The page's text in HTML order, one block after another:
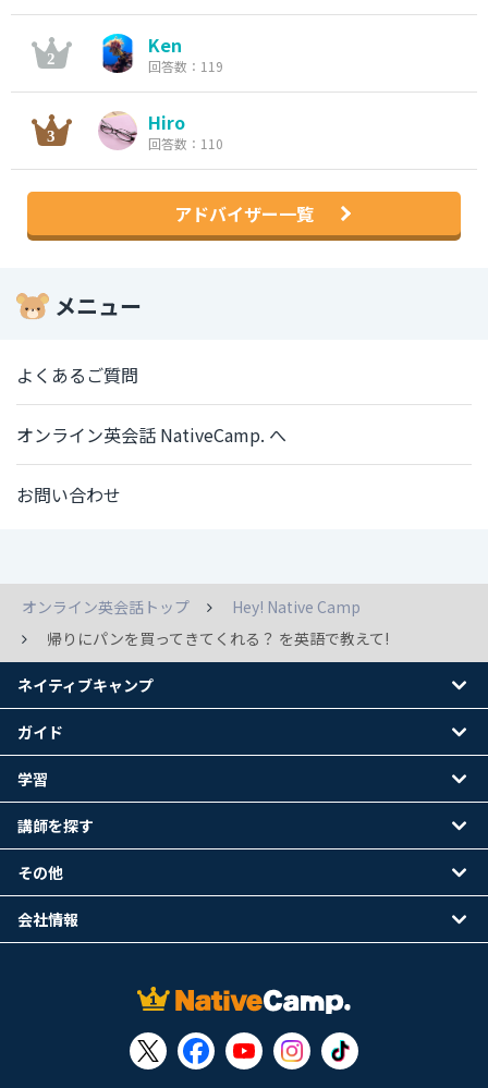
Ken
回答数：119
Hiro
回答数：110
アドバイザー一覧
メニュー
よくあるご質問
オンライン英会話 NativeCamp. へ
お問い合わせ
オンライン英会話トップ
Hey! Native Camp
帰りにパンを買ってきてくれる？ を英語で教えて!
ネイティブキャンプ
ガイド
学習
講師を探す
その他
会社情報